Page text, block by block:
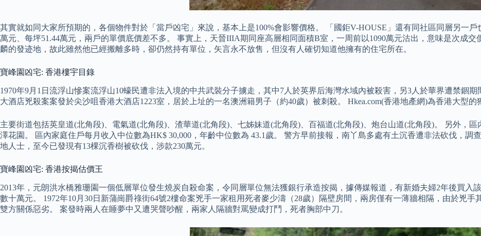
其實就如同大家所預期的，各個物件對於「當戶凶宅」來說，基本上是100%會影響價格。 「國鉅V-HOUSE」還有同社區同層另一
萬元、每坪51.44萬元，兩戶的單價底價差不多。 事實上，天晉IIIA期同座高層相同面積B室，一周前以1090萬元沽出，意味是次成
麟的發迹地，故此雖然他已經搬離多時，卻仍然持有單位，矢言永不放售，但沒有人確切知道他擁有的住宅所在。
寶峰園凶宅: 香港樓宇目錄
1970年9月1日流浮山慘案流浮山10蠔民遭非法入境的中共武裝分子擄走，其中7人於英界后海灣水域內被殺害，另3人於華界遭禁錮
大酒店兇殺案案發於尖沙咀香港大酒店1223室，居於上址的一名澳洲籍男子（約40歲）被刺殺。 Hkea.com(香港地產網)為香港大型的
主要街道包括英皇道(北角段)、電氣道(北角段)、渣華道(北角段)、七姊妹道(北角段)、百福道(北角段)、炮台山道(北角段)。 另外，
澤花園。 區內家庭住戶每月收入中位數為HK$ 30,000，年齡中位數為 43.1歲。 警方早前接報，南丫島多處有土沉香遭非法砍伐，調
地人士，至今已發現有13棵沉香樹被砍伐，涉款230萬元。
寶峰園凶宅: 香港按揭估價王
2013年，元朗洪水橋雅珊園一個低層單位發生燒炭自殺命案，令同層單位無法獲銀行承造按揭，據傳媒報道，有新婚夫婦2年後買入
數十萬元。 1972年10月30日新蒲崗爵祿街64號2樓命案兇手一家租用死者麥少濤（28歲）隔壁房間，兩房僅有一薄牆相隔，由於兇
雙方關係惡劣。 案發時兩人在睡夢中又遭哭聲吵醒，兩家人隔牆對罵變成打鬥，死者胸部中刀。